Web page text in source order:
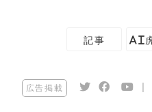
記事 AI
広告掲載